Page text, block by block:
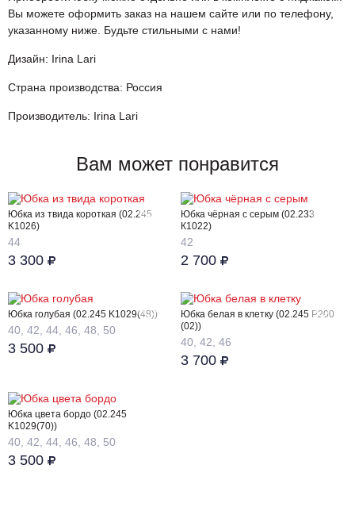
Вы можете оформить заказ на нашем сайте или по телефону,
указанному ниже. Будьте стильными с нами!
Дизайн: Irina Lari
Страна производства: Россия
Производитель: Irina Lari
Вам может понравится
Юбка из твида короткая (02.245
K1026)
44
3 300
Юбка чёрная с серым (02.233
К1022)
42
2 700
Юбка голубая (02.245 K1029(48))
40, 42, 44, 46, 48, 50
3 500
Юбка белая в клетку (02.245 Р200
(02))
40, 42, 46
3 700
Юбка цвета бордо (02.245
K1029(70))
40, 42, 44, 46, 48, 50
3 500